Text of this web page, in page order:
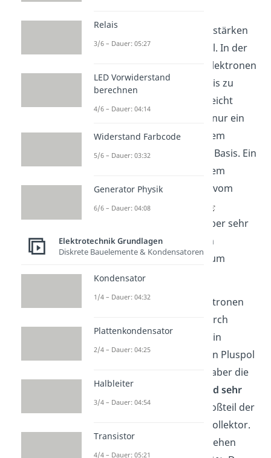
verschiedenen Dotierungsstärken
und Schichtdicken ins Spiel. In der
unteren Diode beginnen Elektronen
aus dem Emitter in die Basis zu
gehen. Weil die Basis nur leicht
dotiert ist, rekombinieren nur ein
paar der Elektronen aus dem
Emitter mit Löchern in der Basis. Ein
paar der Elektronen aus dem
Emitter werden zusätzlich vom
Pluspol der Spannung
angezogen. Die Basis ist aber sehr
dünn, weshalb die meisten
Elektronen direkt weiter zum
Kollektor gehen.
Das heißt:Ein Teil der Elektronen
aus dem Emitter gehen durch
Rekombination verloren, ein
anderer Teil wird durch den Pluspol
angezogen. Weil aber die
Basis nur
leicht dotiert und sehr
dünnist, schafft es der Großteil der
Elektronen weiter in den Kollektor.
Und wie viele Elektronen gehen
Relais
3/6 – Dauer: 05:27
LED Vorwiderstand
berechnen
4/6 – Dauer: 04:14
Widerstand Farbcode
5/6 – Dauer: 03:32
Generator Physik
6/6 – Dauer: 04:08
Elektrotechnik Grundlagen
Diskrete Bauelemente & Kondensatoren
Kondensator
1/4 – Dauer: 04:32
Plattenkondensator
2/4 – Dauer: 04:25
Halbleiter
3/4 – Dauer: 04:54
Transistor
4/4 – Dauer: 05:21